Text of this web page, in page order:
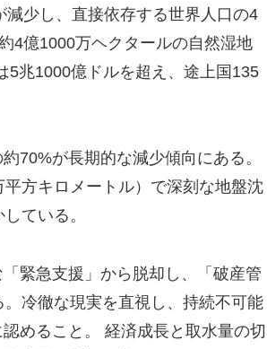
少し、直接依存する世界人口の4
4億1000万ヘクタールの自然湿地
5兆1000億ドルを超え、途上国135
70%が長期的な減少傾向にある。
方キロメートル）で深刻な地盤沈
ている。
緊急支援」から脱却し、「破産管
冷徹な現実を直視し、持続不可能
めること。 経済成長と取水量の切